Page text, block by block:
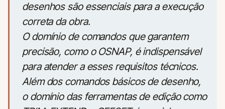
desenhos são essenciais para a execução
correta da obra.
O domínio de comandos que garantem
precisão, como o OSNAP, é indispensável
para atender a esses requisitos técnicos.
Além dos comandos básicos de desenho,
o domínio das ferramentas de edição como